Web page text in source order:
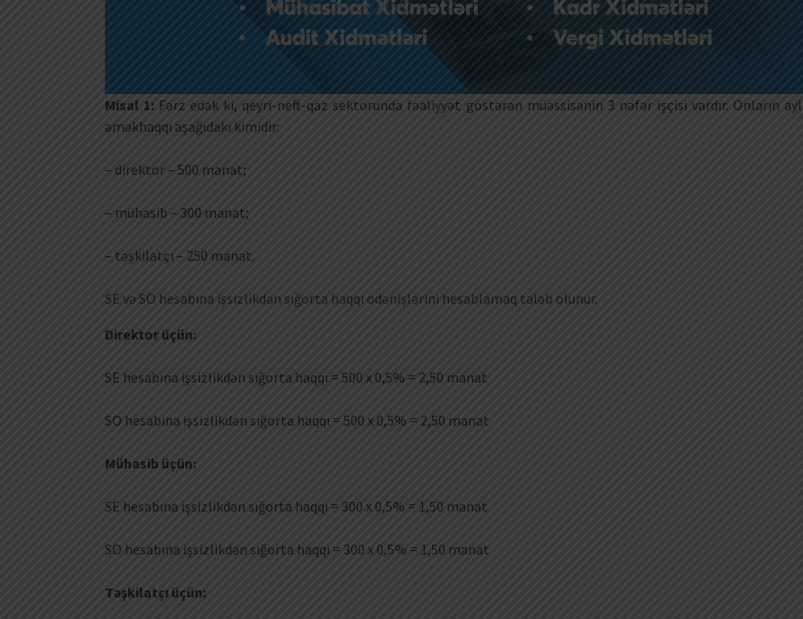
Misal 1: Fərz edək ki, qeyri-neft-qaz sektorunda fəaliyyət göstərən müəssisənin 3 nəfər işçisi vardır. Onların
əməkhaqqı aşağıdakı kimidir:
– direktor – 500 manat;
– mühasib – 300 manat;
– təşkilatçı – 250 manat.
SE və SO hesabına işsizlikdən sığorta haqqı ödənişlərini hesablamaq tələb olunur.
Direktor üçün:
SE hesabına işsizlikdən sığorta haqqı = 500 x 0,5% = 2,50 manat
SO hesabına işsizlikdən sığorta haqqı = 500 x 0,5% = 2,50 manat
Mühasib üçün:
SE hesabına işsizlikdən sığorta haqqı = 300 x 0,5% = 1,50 manat
SO hesabına işsizlikdən sığorta haqqı = 300 x 0,5% = 1,50 manat
Təşkilatçı üçün: